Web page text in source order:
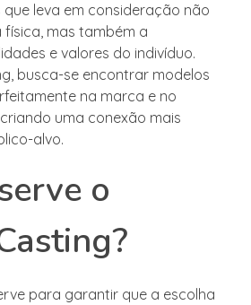
leva em consideração não
mas também a
e valores do indivíduo.
busca-se encontrar modelos
na marca e no
uma conexão mais
alvo.
o
para garantir que a escolha